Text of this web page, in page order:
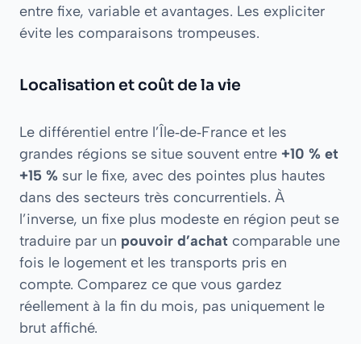
entre fixe, variable et avantages. Les expliciter
évite les comparaisons trompeuses.
Localisation et coût de la vie
Le différentiel entre l’Île‑de‑France et les
grandes régions se situe souvent entre +10 % et
+15 % sur le fixe, avec des pointes plus hautes
dans des secteurs très concurrentiels. À
l’inverse, un fixe plus modeste en région peut se
traduire par un pouvoir d’achat comparable une
fois le logement et les transports pris en
compte. Comparez ce que vous gardez
réellement à la fin du mois, pas uniquement le
brut affiché.